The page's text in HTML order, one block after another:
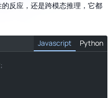
反应，还是跨模态推理，它都
Javascript Python